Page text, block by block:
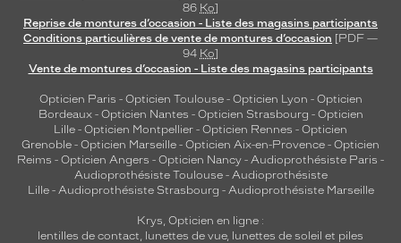
86 Ko]
Reprise de montures d’occasion - Liste des magasins participants
Conditions particulières de vente de montures d’occasion [PDF —
94 Ko]
Vente de montures d’occasion - Liste des magasins participants
Opticien Paris - Opticien Toulouse- Opticien Lyon - Opticien
Bordeaux- Opticien Nantes - Opticien Strasbourg - Opticien
Lille - Opticien Montpellier - Opticien Rennes - Opticien
Grenoble - Opticien Marseille - Opticien Aix-en-Provence - Opticien
Reims - Opticien Angers - Opticien Nancy - Audioprothésiste Paris -
Audioprothésiste Toulouse- Audioprothésiste
Lille- Audioprothésiste Strasbourg - Audioprothésiste Marseille
Krys, Opticien en ligne :
lentilles de contact lunettes de vue, lunettes de soleil et piles